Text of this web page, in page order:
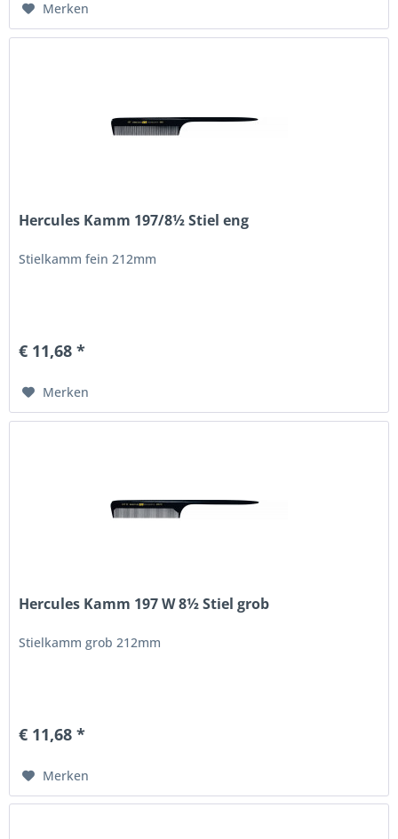
Merken
Hercules Kamm 197/8½ Stiel eng
Stielkamm fein 212mm
€ 11,68 *
Merken
Hercules Kamm 197 W 8½ Stiel grob
Stielkamm grob 212mm
€ 11,68 *
Merken